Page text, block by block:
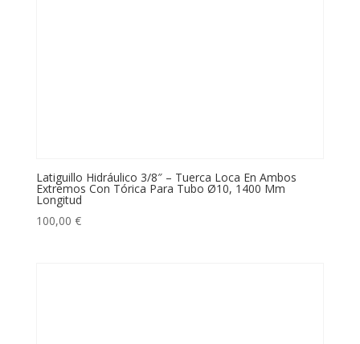
Latiguillo Hidráulico 3/8″ – Tuerca Loca En Ambos
Extremos Con Tórica Para Tubo Ø10, 1400 Mm
Longitud
100,00 €